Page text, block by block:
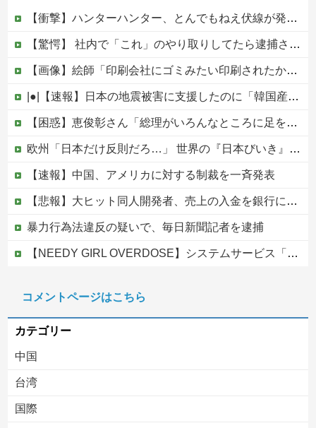
【衝撃】ハンターハンター、とんでもねえ伏線が発掘される。クルタ族の虐殺犯人がツェリードニヒだった模様！
【驚愕】 社内で「これ」のやり取りしてたら逮捕されたんだがｗｗｗｗｗｗｗ
【画像】絵師「印刷会社にゴミみたい印刷されたから晒すわ」→お前がクレーマーだと大炎上
|●|【速報】日本の地震被害に支援したのに「韓国産の水は水洗トイレに」
【困惑】恵俊彰さん「総理がいろんなところに足を運べばクーラーが…」・・・・・・・・・他
欧州「日本だけ反則だろ…」 世界の『日本びいき』にヨーロッパ全土から不満の声
【速報】中国、アメリカに対する制裁を一斉発表
【悲報】大ヒット同人開発者、売上の入金を銀行に拒否され受け取れず、多額の納税義務だけが残るｗｗｗｗｗ
暴力行為法違反の疑いで、毎日新聞記者を逮捕
【NEEDY GIRL OVERDOSE】システムサービス「超絶最かわてんしちゃん」プライズフィギュア【彩色原型公開】
【移民政策反対】イオンの売り場で唐揚げを食う中国人の子供
コメントページはこちら
カテゴリー
中国
台湾
国際